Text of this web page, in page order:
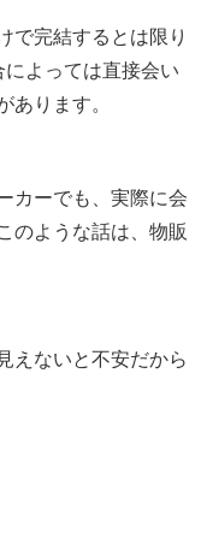
で完結するとは限り
よっては直接会い
あります。
カーでも、実際に会
のような話は、物販
えないと不安だから